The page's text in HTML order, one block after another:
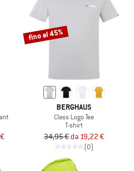
fino al 45%
BERGHAUS
Class Logo Tee
T-shirt
34,95 € da 19,22 €
(0)